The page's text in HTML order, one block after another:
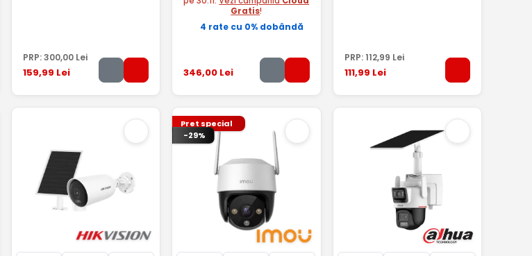
PRP:300,00Lei
159,99 Lei
Gratis!
4 rate cu 0% dobândă
346,00 Lei
PRP: 112,99 Lei
111,99 Lei
Pret special
-29%